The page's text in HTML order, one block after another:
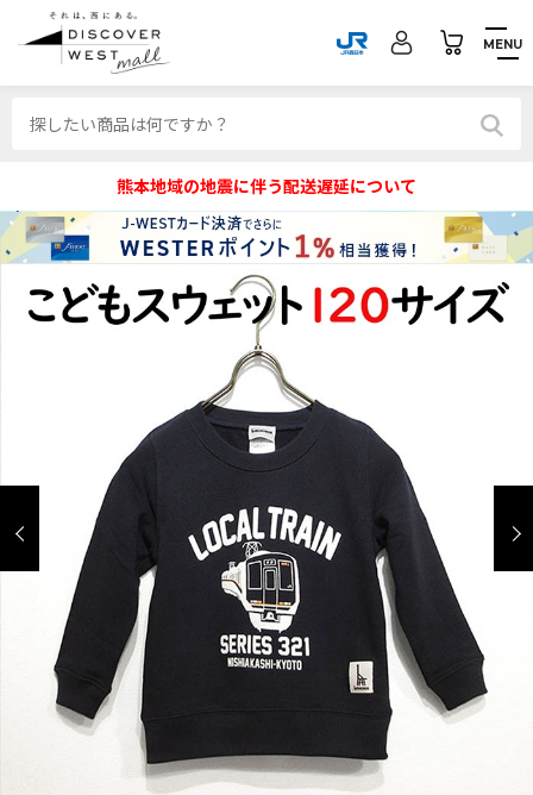
MENU
熊本地域の地震に伴う配送遅延について